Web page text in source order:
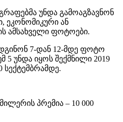
უნდა გამოაგზავნონ
ეკონომიკური ან
ამსახველი ფოტოები.
7-დან 12-მდე ფოტო
5 უნდა იყოს შექმნილი 2019
სექტემბრამდე.
პრემია – 10 000